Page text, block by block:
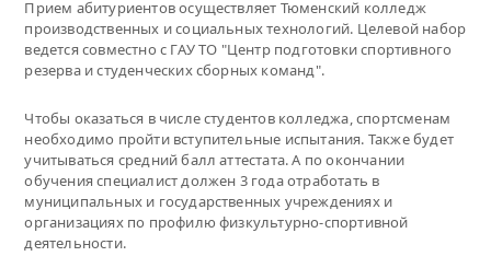
Прием абитуриентов осуществляет Тюменский колледж
производственных и социальных технологий. Целевой набор
ведется совместно с ГАУ ТО "Центр подготовки спортивного
резерва и студенческих сборных команд".
Чтобы оказаться в числе студентов колледжа, спортсменам
необходимо пройти вступительные испытания. Также будет
учитываться средний балл аттестата. А по окончании
обучения специалист должен 3 года отработать в
муниципальных и государственных учреждениях и
организациях по профилю физкультурно-спортивной
деятельности.